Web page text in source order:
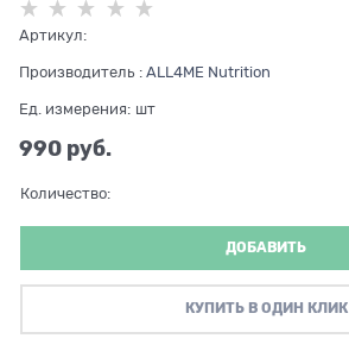
Артикул:
Производитель : ALL4ME Nutrition
Ед. измерения: шт
990 руб.
Количество:
ДОБАВИТЬ
КУПИТЬ В ОДИН КЛИК